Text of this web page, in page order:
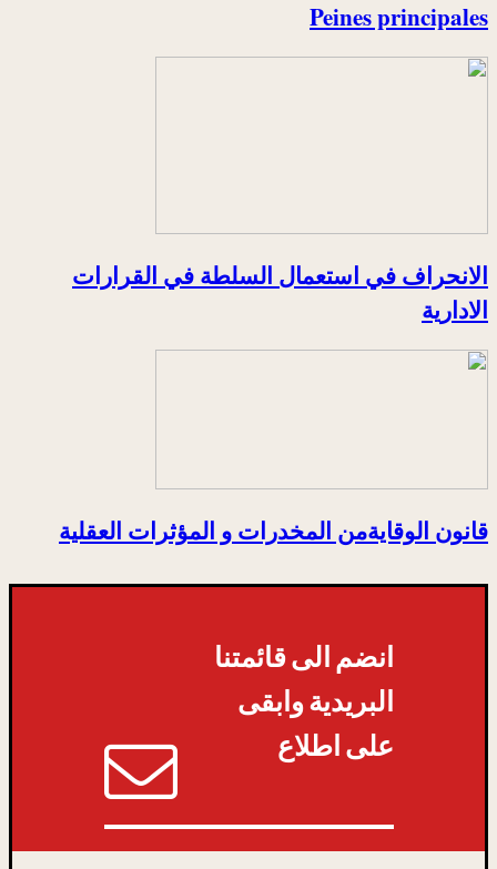
Peines principales
الانحراف في استعمال السلطة في القرارات
الادارية
قانون الوقايةمن المخدرات و المؤثرات العقلية
انضم الى قائمتنا
البريدية وابقى
على اطلاع